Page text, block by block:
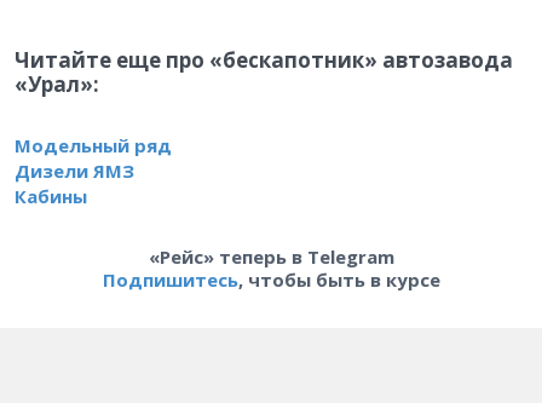
Читайте еще про «бескапотник» автозавода
«Урал»:
Модельный ряд
Дизели ЯМЗ
Кабины
«Рейс» теперь в Telegram
Подпишитесь, чтобы быть в курсе